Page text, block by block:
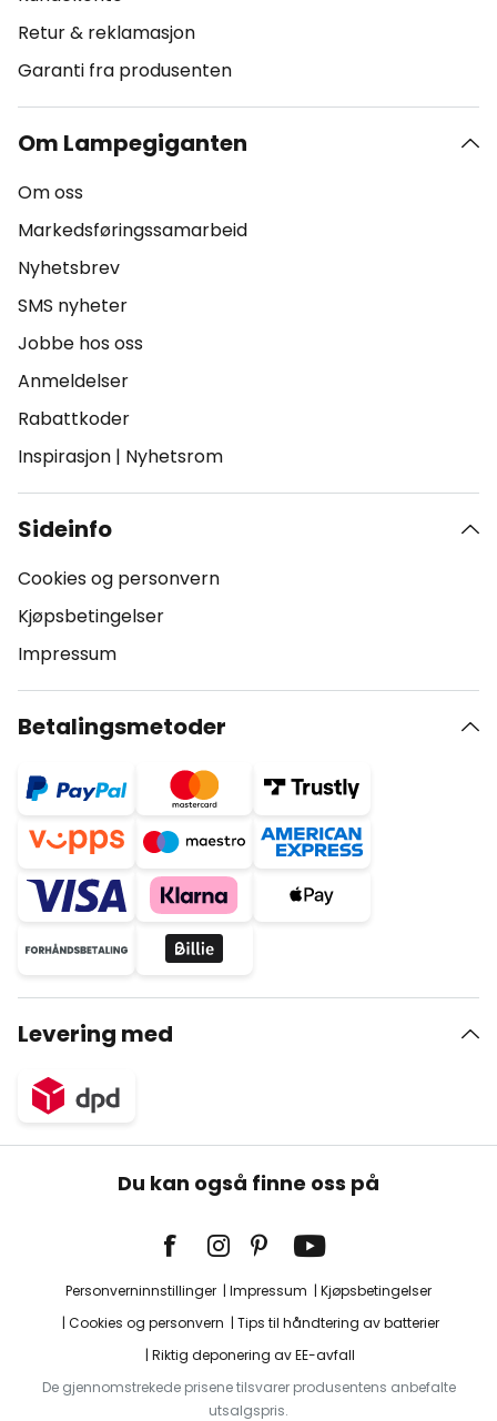
Retur & reklamasjon
Garanti fra produsenten
Om Lampegiganten
Om oss
Markedsføringssamarbeid
Nyhetsbrev
SMS nyheter
Jobbe hos oss
Anmeldelser
Rabattkoder
Inspirasjon | Nyhetsrom
Sideinfo
Cookies og personvern
Kjøpsbetingelser
Impressum
Betalingsmetoder
Levering med
Du kan også finne oss på
Personverninnstillinger Impressum
Kjøpsbetingelser
Cookies og personvern
Tips til håndtering av batterier
Riktig deponering av EE-avfall
De gjennomstrekede prisene tilsvarer produsentens anbefalte
utsalgspris.